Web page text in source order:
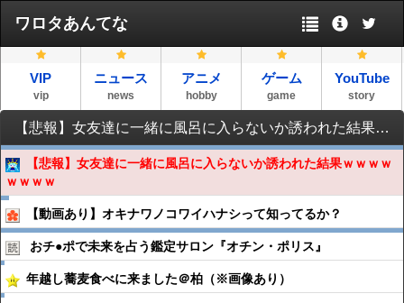
ワロタあんてな
VIP
vip
ニュース
news
アニメ
hobby
ゲーム
game
YouTube
story
【悲報】女友達に一緒に風呂に入らないか誘われた結果ｗｗｗｗｗｗｗｗ
【悲報】女友達に一緒に風呂に入らないか誘われた結果ｗｗｗｗ
ｗｗｗｗ
【動画あり】オキナワノコワイハナシって知ってるか？
おチ●︎ポで未来を占う鑑定サロン『オチン・ポリス』
年越し蕎麦食べに来ました＠柏（※画像あり）